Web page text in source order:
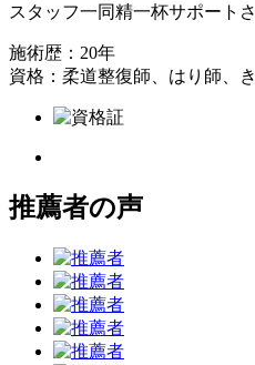
スタッフ一同精一杯サポート
施術歴：20年
資格：柔道整復師、はり師、
推薦者の声